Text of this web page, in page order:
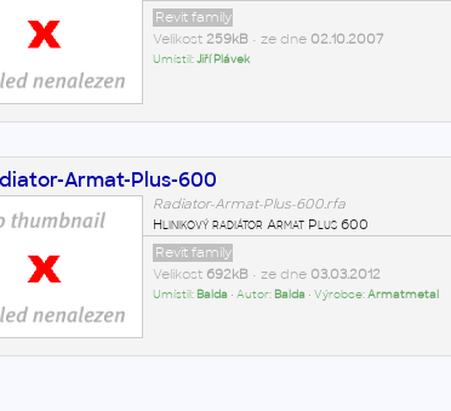
Revit family
Velikost 259kB• ze dne 02.10.2007
Umístil:Jiří Plávek
Armat-Plus-600
Radiator-Armat-Plus-600.rfa
Hlinikový radiátor Armat Plus 600
Revit family
Velikost 692kB• ze dne 03.03.2012
Umístil: Balda • Autor: Balda • Výrobce:Armatmetal